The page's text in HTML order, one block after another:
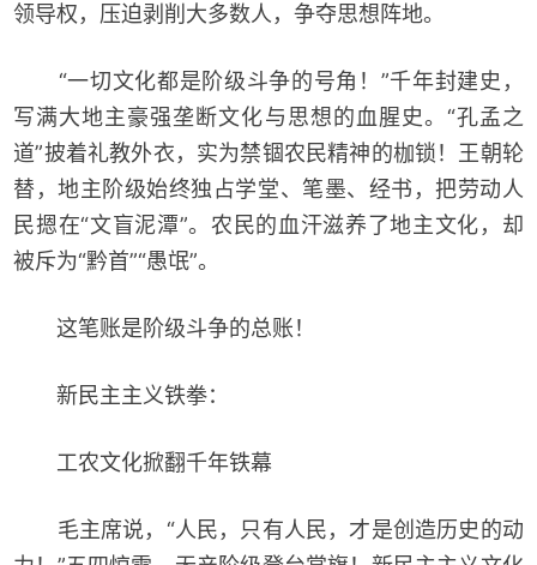
领导权，压迫剥削大多数人，争夺思想阵地。
“一切文化都是阶级斗争的号角！”千年封建史，
写满大地主豪强垄断文化与思想的血腥史。“孔孟之
道”披着礼教外衣，实为禁锢农民精神的枷锁！王朝轮
替，地主阶级始终独占学堂、笔墨、经书，把劳动人
民摁在“文盲泥潭”。农民的血汗滋养了地主文化，却
被斥为“黔首”“愚氓”。
这笔账是阶级斗争的总账！
新民主主义铁拳：
工农文化掀翻千年铁幕
毛主席说，“人民，只有人民，才是创造历史的动